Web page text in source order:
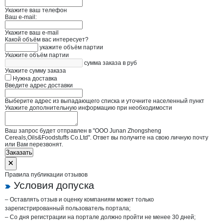
Укажите ваш телефон
Ваш e-mail:
Укажите ваш e-mail
Какой объём вас интересует?
укажите объём партии
Укажите объём партии
сумма заказа в руб
Укажите сумму заказа
Нужна доставка
Введите адрес доставки
Выберите адрес из выпадающего списка и уточните населенный пункт
Укажите дополнительную информацию при необходимости
Ваш запрос будет отправлен в "ООО Junan Zhongsheng
Cereals,Oils&Foodstuffs Co.Ltd". Ответ вы получите на свою личную почту
или Вам перезвонят.
Заказать
Правила публикации отзывов
Условия допуска
– Оставлять отзыв и оценку компаниям может только
зарегистрированный пользователь портала;
– Со дня регистрации на портале должно пройти не менее 30 дней;